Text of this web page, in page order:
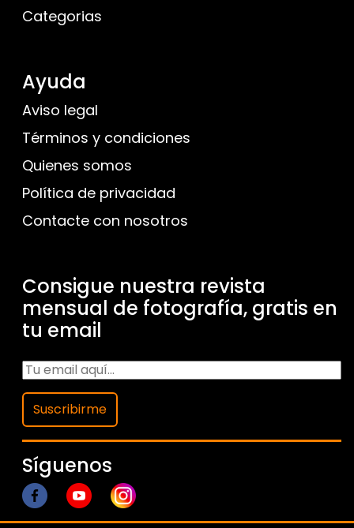
Categorias
Ayuda
Aviso legal
Términos y condiciones
Quienes somos
Política de privacidad
Contacte con nosotros
Consigue nuestra revista
mensual de fotografía, gratis en
tu email
Suscribirme
Síguenos